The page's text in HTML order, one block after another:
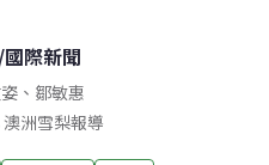
/國際新聞
、 鄒敏惠
澳洲雪梨報導